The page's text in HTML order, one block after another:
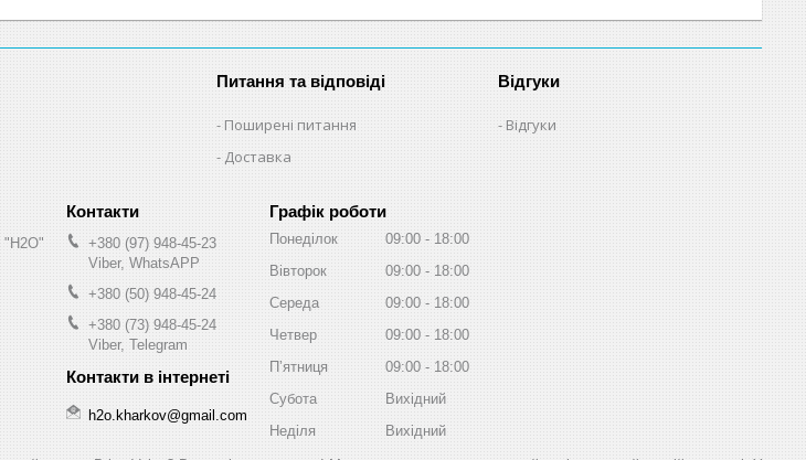
Питання та відповіді
Поширені питання
Доставка
Відгуки
Відгуки
"H2O"
+380 (97) 948-45-23
Viber, WhatsAPP
+380 (50) 948-45-24
+380 (73) 948-45-24
Viber, Telegram
h2o.kharkov@gmail.com
Графік роботи
Понеділок 09:00
18:00
Вівторок
09:00
18:00
Середа
09:00
18:00
Четвер
09:00
18:00
Пʼятниця
09:00
18:00
Субота
Вихідний
Неділя
Вихідний